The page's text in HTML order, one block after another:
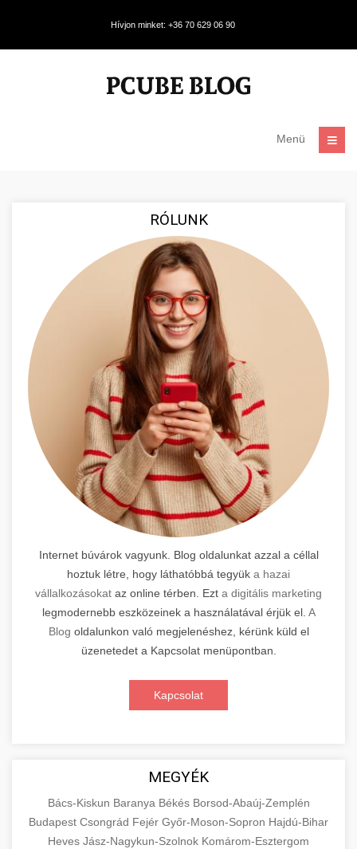
Hívjon minket: +36 70 629 06 90
Menü
RÓLUNK
Internet búvárok vagyunk. Blog oldalunkat azzal a céllal
hoztuk létre, hogy láthatóbbá tegyük a hazai
vállalkozásokat az online térben. Ezt a digitális marketing
legmodernebb eszközeinek a használatával érjük el. A
Blog oldalunkon való megjelenéshez, kérünk küld el
üzenetedet a Kapcsolat menüpontban.
Kapcsolat
MEGYÉK
Bács-Kiskun Baranya Békés Borsod-Abaúj-Zemplén
Budapest Csongrád Fejér Győr-Moson-Sopron Hajdú-Bihar
Heves Jász-Nagykun-Szolnok Komárom-Esztergom